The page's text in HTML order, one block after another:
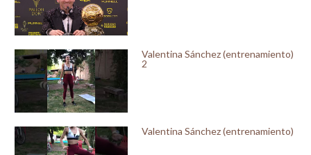
Valentina Sánchez (entrenamiento)
2
Valentina Sánchez (entrenamiento)